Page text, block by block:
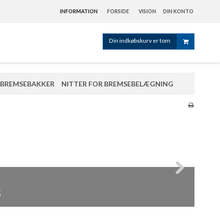
INFORMATION FORSIDE VISION DIN KONTO
Din indkøbskurv er tom
BREMSEBAKKER NITTER FOR BREMSEBELÆGNING